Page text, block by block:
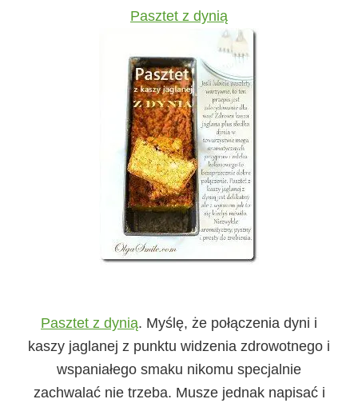
Pasztet z dynią
Pasztet z dynią. Myślę, że połączenia dyni i
kaszy jaglanej z punktu widzenia zdrowotnego i
wspaniałego smaku nikomu specjalnie
zachwalać nie trzeba. Musze jednak napisać i